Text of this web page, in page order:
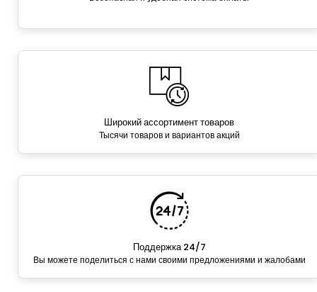
Широкий ассортимент товаров
Тысячи товаров и вариантов акций
Поддержка 24/7
Вы можете поделиться с нами своими предложениями и жалобами